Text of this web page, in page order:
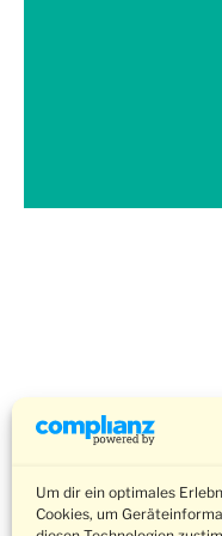
Um dir ein optimales
Cookies, um